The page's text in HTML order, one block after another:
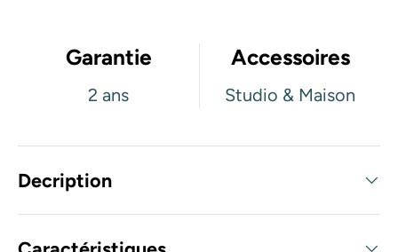
Garantie
2 ans
Accessoires
Studio & Maison
Decription